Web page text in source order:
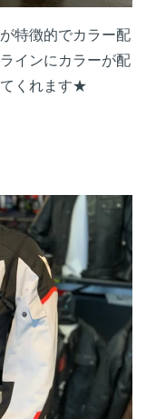
特徴的でカラー配
インにカラーが配
くれます★